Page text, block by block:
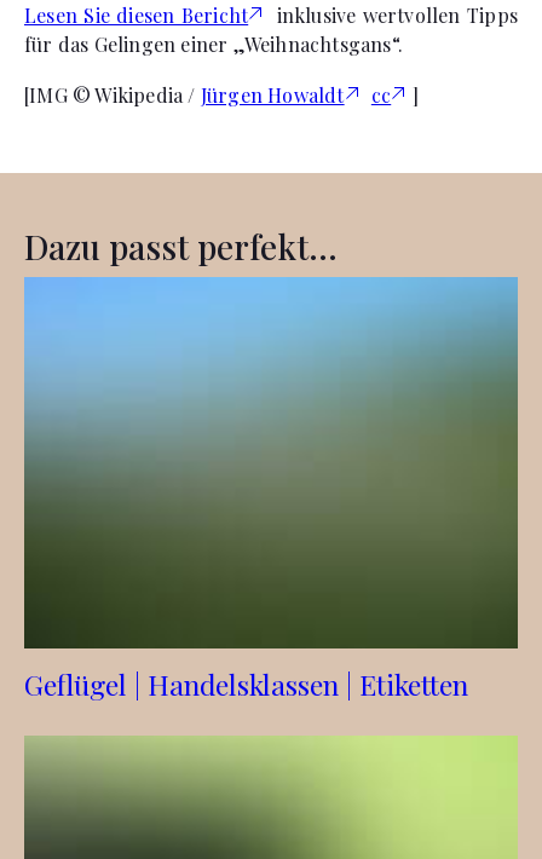
Lesen Sie diesen Bericht
inklusive wertvollen Tipps
für das Gelingen einer „Weihnachtsgans“.
[IMG © Wikipedia / Jürgen Howaldt cc ]
Dazu passt perfekt...
Geflügel | Handelsklassen | Etiketten